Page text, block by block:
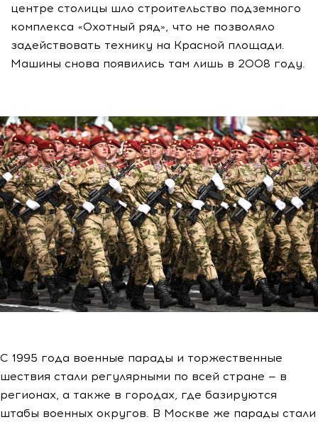
центре столицы шло строительство подземного
комплекса «Охотный ряд», что не позволяло
задействовать технику на Красной площади.
Машины снова появились там лишь в 2008 году.
С 1995 года военные парады и торжественные
шествия стали регулярными по всей стране — в
регионах, а также в городах, где базируются
штабы военных округов. В Москве же парады стали